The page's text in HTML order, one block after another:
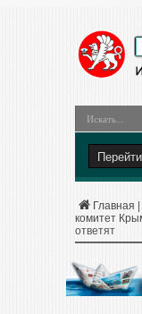
Главная
комитет
ответят